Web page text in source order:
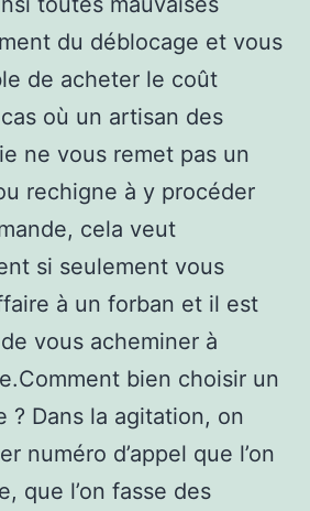
du déblocage et vous
de acheter le coût
où un artisan des
ne vous remet pas un
rechigne à y procéder
cela veut
si seulement vous
à un forban et il est
vous acheminer à
bien choisir un
? Dans la agitation, on
numéro d’appel que l’on
que l’on fasse des